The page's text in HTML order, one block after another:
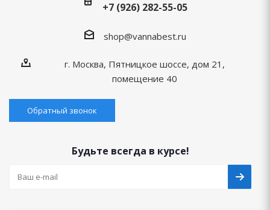
+7 (926) 282-55-05
shop@vannabest.ru
г. Москва, Пятницкое шоссе, дом 21,
помещение 40
Обратный звонок
Будьте всегда в курсе!